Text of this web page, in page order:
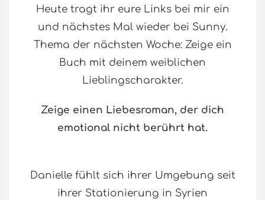
Heute tragt ihr eure Links bei mir ein
und nächstes Mal wieder bei Sunny.
Thema der nächsten Woche: Zeige ein
Buch mit deinem weiblichen
Lieblingscharakter.
Zeige einen Liebesroman, der dich
emotional nicht berührt hat.
Danielle fühlt sich ihrer Umgebung seit
ihrer Stationierung in Syrien